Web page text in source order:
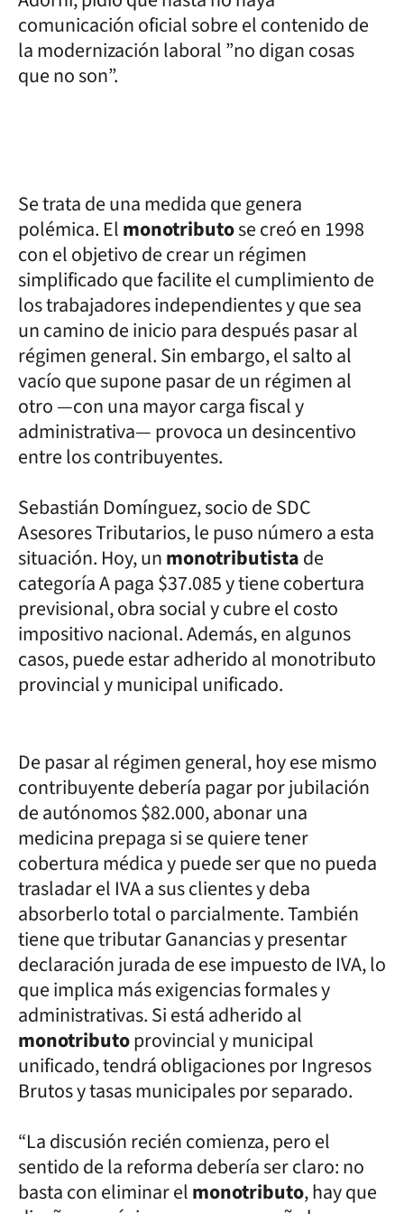
comunicación oficial sobre el contenido de
la modernización laboral ”no digan cosas
que no son”.
Se trata de una medida que genera
polémica. Elmonotributose creó en 1998
con el objetivo de crear un régimen
simplificado que facilite el cumplimiento de
los trabajadores independientes y que sea
un camino de inicio para después pasar al
régimen general. Sin embargo, el salto al
vacío que supone pasar de un régimen al
otro —con una mayor carga fiscal y
administrativa— provoca un desincentivo
entre los contribuyentes.
Sebastián Domínguez, socio de SDC
Asesores Tributarios, le puso número a esta
situación. Hoy, unmonotributistade
categoría A paga $37.085 y tiene cobertura
previsional, obra social y cubre el costo
impositivo nacional. Además, en algunos
casos, puede estar adherido al monotributo
provincial y municipal unificado.
De pasar al régimen general, hoy ese mismo
contribuyente debería pagar por jubilación
de autónomos $82.000, abonar una
medicina prepaga si se quiere tener
cobertura médica y puede ser que no pueda
trasladar el IVA a sus clientes y deba
absorberlo total o parcialmente. También
tiene que tributar Ganancias y presentar
declaración jurada de ese impuesto de IVA, lo
que implica más exigencias formales y
administrativas. Si está adherido al
monotributoprovincial y municipal
unificado, tendrá obligaciones por Ingresos
Brutos y tasas municipales por separado.
“La discusión recién comienza, pero el
sentido de la reforma debería ser claro: no
basta con eliminar elmonotributo, hay que